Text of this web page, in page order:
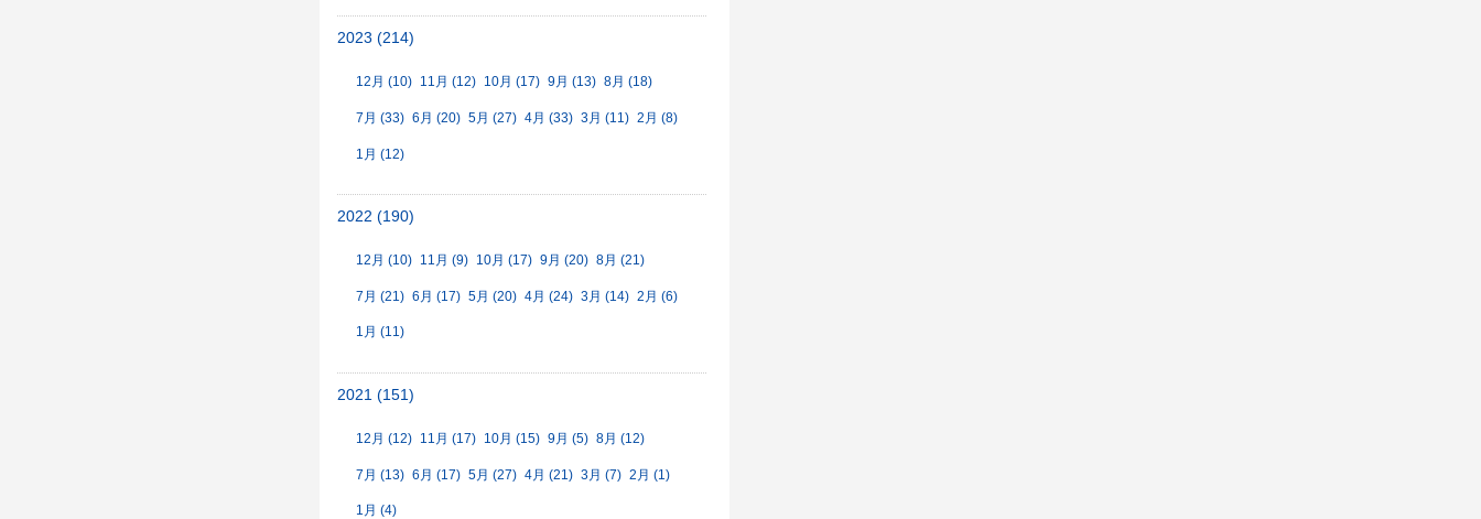
2023 (214)
12月 (10) 11月 (12) 10月 (17) 9月 (13) 8月 (18)
7月 (33) 6月 (20) 5月 (27) 4月 (33) 3月 (11) 2月 (8)
1月 (12)
2022 (190)
12月 (10) 11月 (9) 10月 (17) 9月 (20) 8月 (21)
7月 (21) 6月 (17) 5月 (20) 4月 (24) 3月 (14) 2月 (6)
1月 (11)
2021 (151)
12月 (12) 11月 (17) 10月 (15) 9月 (5) 8月 (12)
7月 (13) 6月 (17) 5月 (27) 4月 (21) 3月 (7) 2月 (1)
1月 (4)